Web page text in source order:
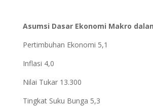
Asumsi Dasar Ekonomi Makro
Pertimbuhan Ekonomi 5,1
Inflasi 4,0
Nilai Tukar 13.300
Tingkat Suku Bunga 5,3